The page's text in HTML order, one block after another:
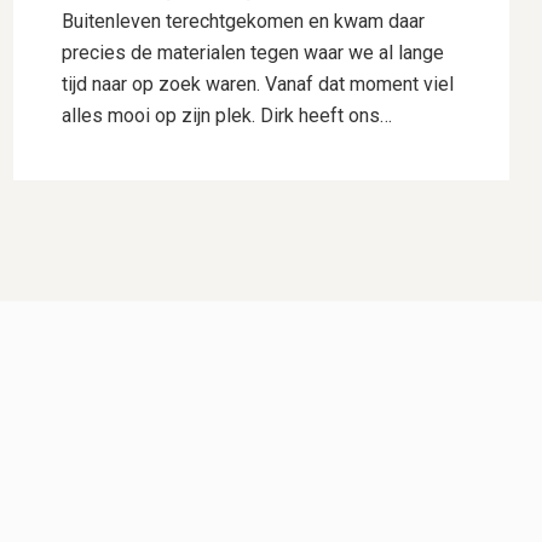
Buitenleven terechtgekomen en kwam daar
precies de materialen tegen waar we al lange
tijd naar op zoek waren. Vanaf dat moment viel
alles mooi op zijn plek. Dirk heeft ons